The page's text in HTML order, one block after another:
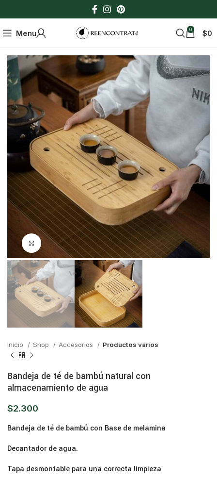
Menu 0 $0
Click para ampliar
Inicio Shop Accesorios Productos varios
Bandeja de té de bambú natural con
almacenamiento de agua
$2.300
Bandeja de té de bambú con Base de melamina
Decantador de agua.
Tapa desmontable para una correcta limpieza